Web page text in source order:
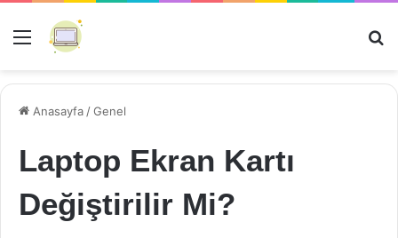
Menü
Anasayfa /Genel
Laptop Ekran Kartı
Değiştirilir Mi?